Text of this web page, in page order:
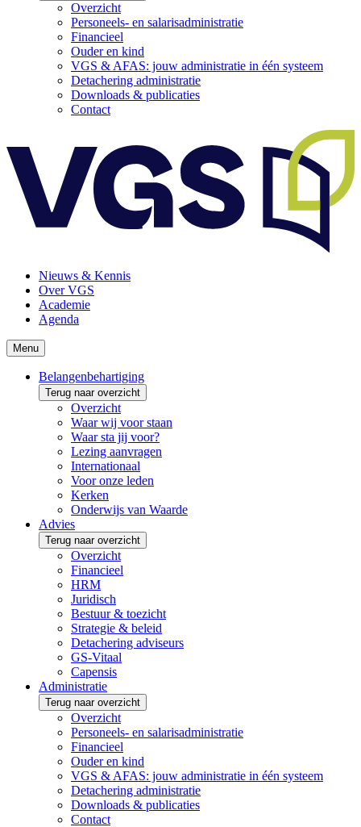
Overzicht
Personeels- en salarisadministratie
Financieel
Ouder en kind
VGS & AFAS: jouw administratie in één systeem
Detachering administratie
Downloads & publicaties
Contact
Nieuws & Kennis
Over VGS
Academie
Agenda
Menu
Belangenbehartiging
Terug naar overzicht
Overzicht
Waar wij voor staan
Waar sta jij voor?
Lezing aanvragen
Internationaal
Voor onze leden
Kerken
Onderwijs van Waarde
Advies
Terug naar overzicht
Overzicht
Financieel
HRM
Juridisch
Bestuur & toezicht
Strategie & beleid
Detachering adviseurs
GS-Vitaal
Capensis
Administratie
Terug naar overzicht
Overzicht
Personeels- en salarisadministratie
Financieel
Ouder en kind
VGS & AFAS: jouw administratie in één systeem
Detachering administratie
Downloads & publicaties
Contact